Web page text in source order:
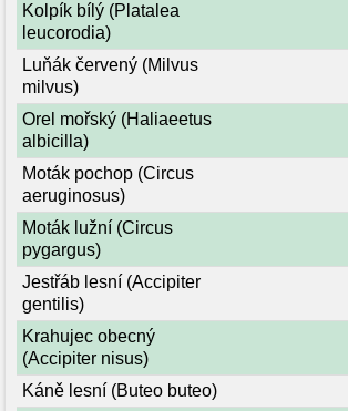
Kolpík bílý (Platalea
leucorodia)
Luňák červený (Milvus
milvus)
Orel mořský (Haliaeetus
albicilla)
Moták pochop (Circus
aeruginosus)
Moták lužní (Circus
pygargus)
Jestřáb lesní (Accipiter
gentilis)
Krahujec obecný
(Accipiter nisus)
Káně lesní (Buteo buteo)